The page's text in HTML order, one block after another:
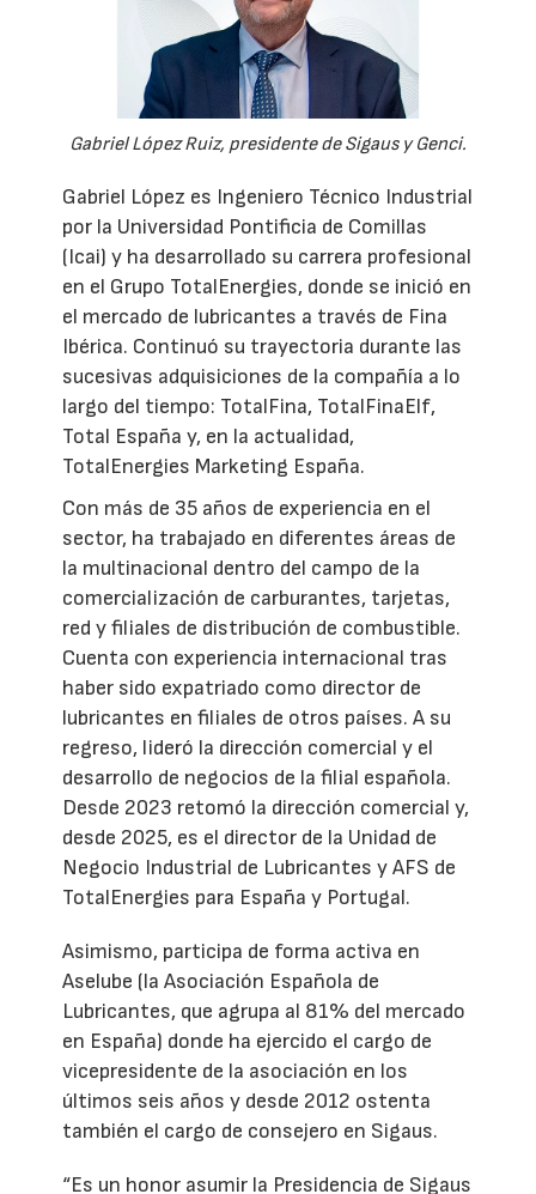
Gabriel López Ruiz, presidente de Sigaus y Genci.
Gabriel López es Ingeniero Técnico Industrial
por la Universidad Pontificia de Comillas
(Icai) y ha desarrollado su carrera profesional
en el Grupo TotalEnergies, donde se inició en
el mercado de lubricantes a través de Fina
Ibérica. Continuó su trayectoria durante las
sucesivas adquisiciones de la compañía a lo
largo del tiempo: TotalFina, TotalFinaElf,
Total España y, en la actualidad,
TotalEnergies Marketing España.
Con más de 35 años de experiencia en el
sector, ha trabajado en diferentes áreas de
la multinacional dentro del campo de la
comercialización de carburantes, tarjetas,
red y filiales de distribución de combustible.
Cuenta con experiencia internacional tras
haber sido expatriado como director de
lubricantes en filiales de otros países. A su
regreso, lideró la dirección comercial y el
desarrollo de negocios de la filial española.
Desde 2023 retomó la dirección comercial y,
desde 2025, es el director de la Unidad de
Negocio Industrial de Lubricantes y AFS de
TotalEnergies para España y Portugal.
Asimismo, participa de forma activa en
Aselube (la Asociación Española de
Lubricantes, que agrupa al 81% del mercado
en España) donde ha ejercido el cargo de
vicepresidente de la asociación en los
últimos seis años y desde 2012 ostenta
también el cargo de consejero en Sigaus.
“Es un honor asumir la Presidencia de Sigaus